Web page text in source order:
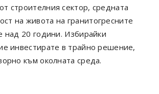
строителния сектор, средната
на живота на гранитогресните
над 20 години. Избирайки
инвестирате в трайно решение,
към околната среда.